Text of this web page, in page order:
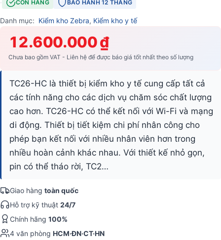
· CÒN HÀNG BẢO HÀNH 12 THÁNG
Danh mục: Kiểm kho Zebra, Kiểm kho y tế
12.600.000 ₫
Chưa bao gồm VAT - Liên hệ để được báo giá tốt nhất theo số lượng
TC26-HC là thiết bị kiểm kho y tế cung cấp tất cả
các tính năng cho các dịch vụ chăm sóc chất lượng
cao hơn. TC26-HC có thể kết nối với Wi-Fi và mạng
di động. Thiết bị tiết kiệm chi phí nhân công cho
phép bạn kết nối với nhiều nhân viên hơn trong
nhiều hoàn cảnh khác nhau. Với thiết kế nhỏ gọn,
pin có thể tháo rời, TC2…
Giao hàng toàn quốc
Hỗ trợ kỹ thuật 24/7
Chính hãng 100%
4 văn phòng HCM·ĐN·CT·HN